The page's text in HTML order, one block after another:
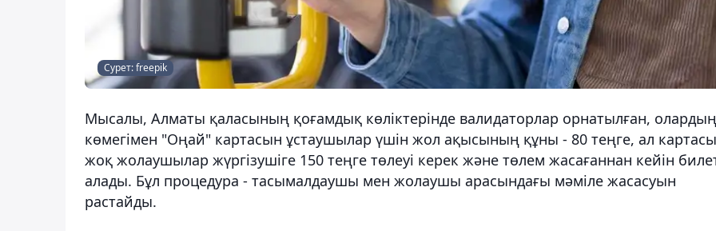
Сурет: freepik
Мысалы, Алматы қаласының қоғамдық көліктерінде валидаторлар орнатылған, олардың
көмегімен "Оңай" картасын ұстаушылар үшін жол ақысының құны - 80 теңге, ал картасы
жоқ жолаушылар жүргізушіге 150 теңге төлеуі керек және төлем жасағаннан кейін
алады. Бұл процедура - тасымалдаушы мен жолаушы арасындағы мәміле жасасуын
растайды.